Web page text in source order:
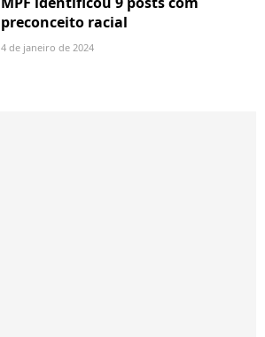
preconceito racial
4 de janeiro de 2024